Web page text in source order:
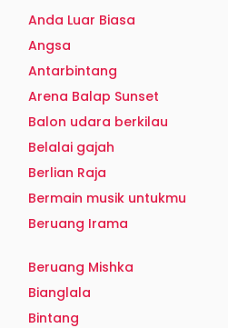
Anda Luar Biasa
Angsa
Antarbintang
Arena Balap Sunset
Balon udara berkilau
Belalai gajah
Berlian Raja
Bermain musik untukmu
Beruang Irama
Beruang Mishka
Bianglala
Bintang